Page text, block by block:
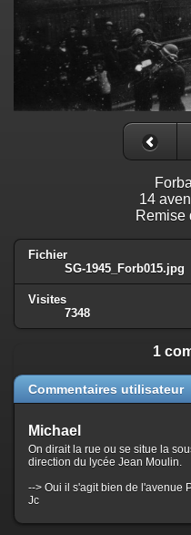
14
Remise
Fichier
SG-1945_Forb015.jpg
Visites
7348
1
Commentaires utilisateur
Michael
On dirait la rue ou se situe la
direction du lycée Jean Moulin.
--> Oui il s'agit bien de l'avenue
Jc